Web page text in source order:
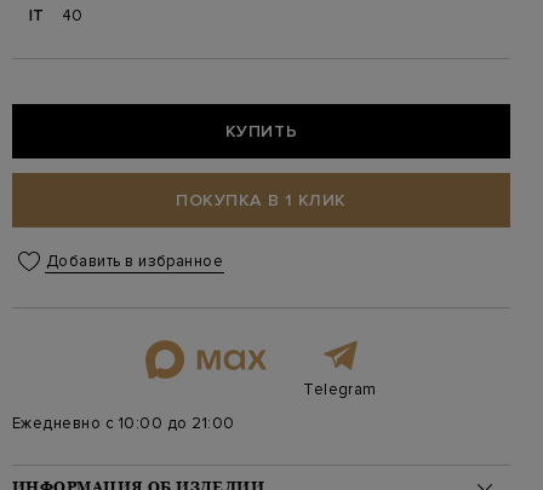
IT 40
КУПИТЬ
ПОКУПКА В 1 КЛИК
Добавить в избранное
Telegram
Ежедневно с 10:00 до 21:00